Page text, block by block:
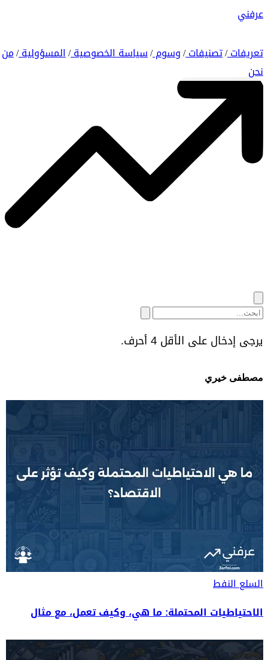
عرفني
تعريفات/ تصنيفات/ وسوم/ سياسة الخصوصية/ المسؤولية/ من
نحن
يرجى إدخال على الأقل 4 أحرف.
مصطفى خيري
السلعالنفط
الاحتياطيات المحتملة: ما هي، وكيف تعمل، مع مثال